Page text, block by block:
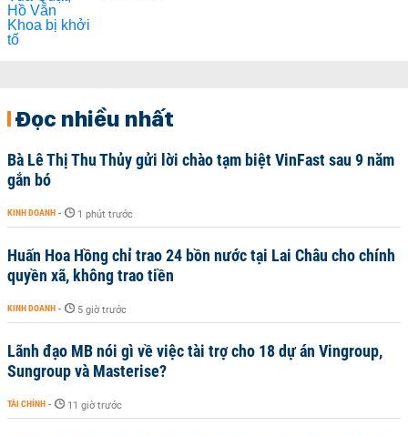
Đọc nhiều nhất
Bà Lê Thị Thu Thủy gửi lời chào tạm biệt VinFast sau 9 năm
gắn bó
KINH DOANH - 1 phút trước
Huấn Hoa Hồng chỉ trao 24 bồn nước tại Lai Châu cho chính
quyền xã, không trao tiền
KINH DOANH - 5 giờ trước
Lãnh đạo MB nói gì về việc tài trợ cho 18 dự án Vingroup,
Sungroup và Masterise?
TÀI CHÍNH - 11 giờ trước